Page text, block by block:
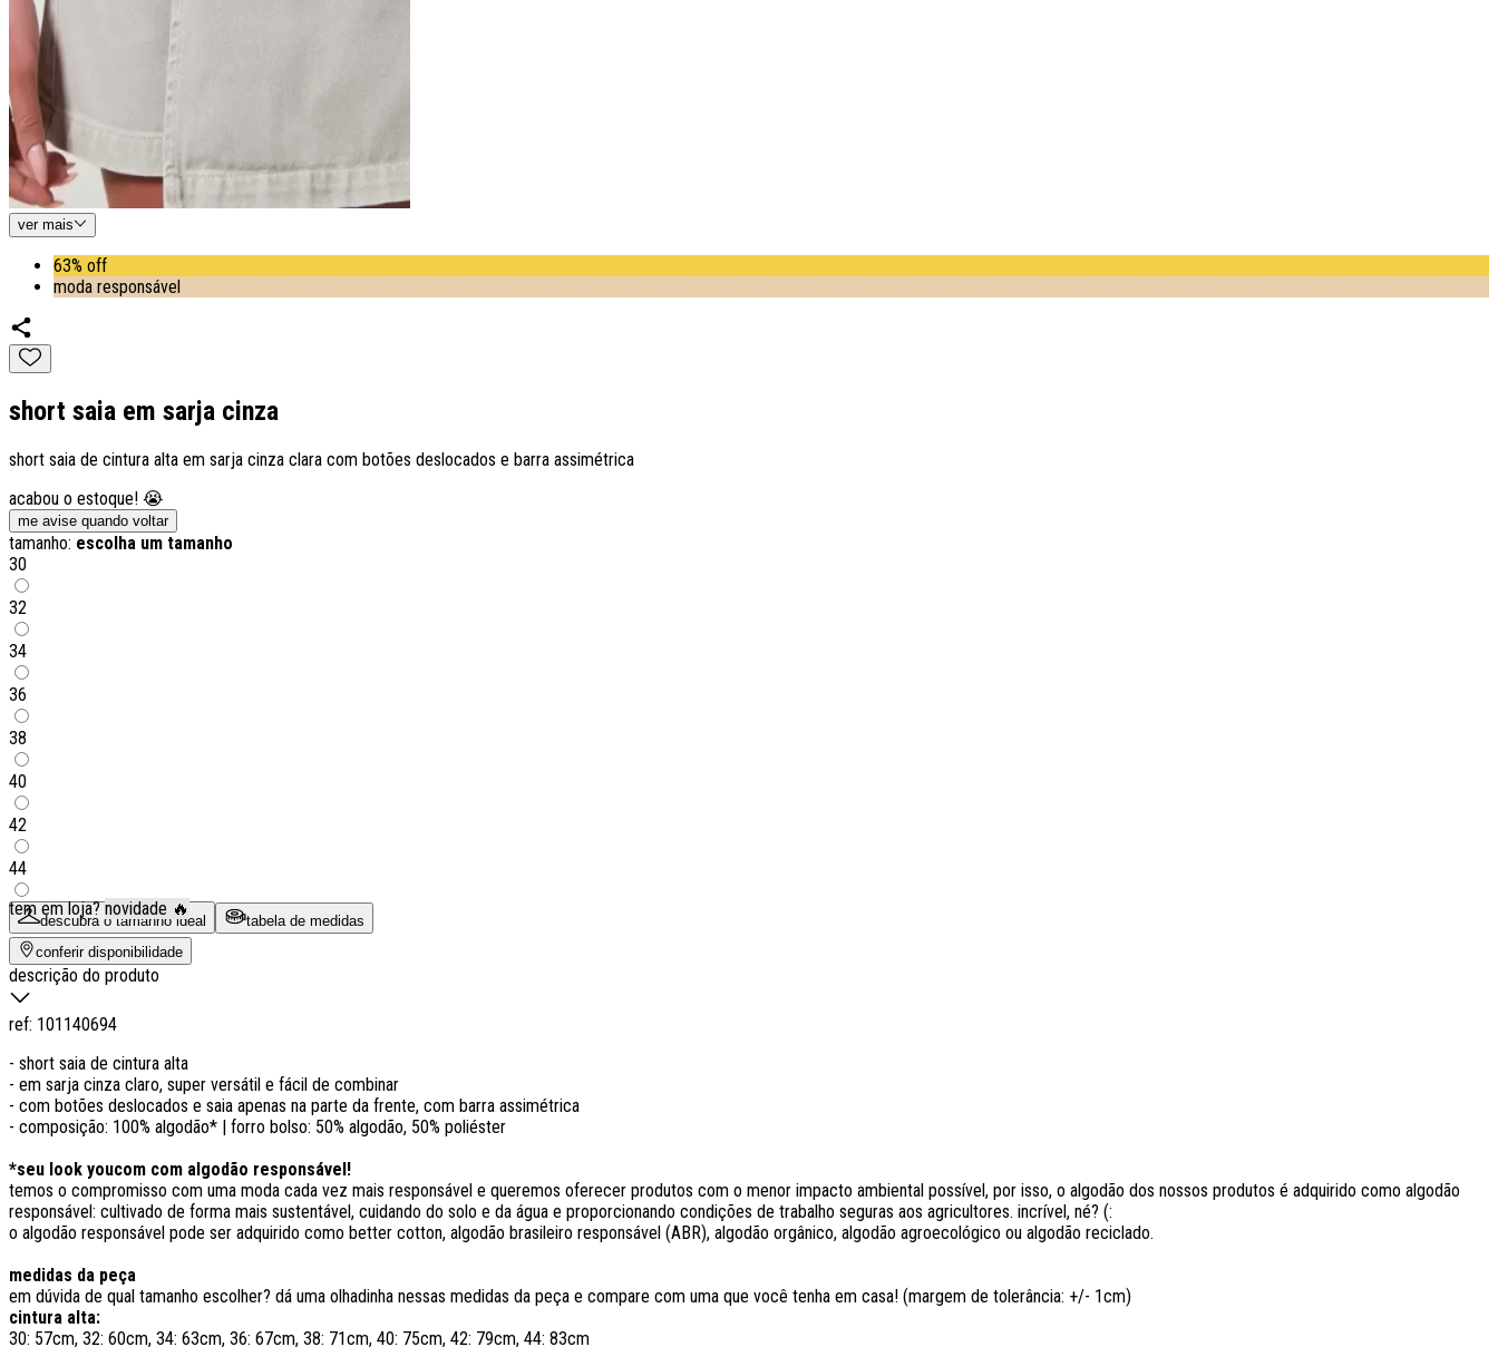
ver mais
63% off
moda responsável
short saia em sarja cinza
short saia de cintura alta em sarja cinza clara com botões deslocados e barra assimétrica
acabou o estoque! 😭
me avise quando voltar
tamanho: escolha um tamanho
30
32
34
36
38
40
42
44
descubra o tamanho ideal tabela de medidas
tem em loja? novidade 🔥
conferir disponibilidade
descrição do produto
ref: 101140694
- short saia de cintura alta
- em sarja cinza claro, super versátil e fácil de combinar
- com botões deslocados e saia apenas na parte da frente, com barra assimétrica
- composição: 100% algodão* | forro bolso: 50% algodão, 50% poliéster
*seu look youcom com algodão responsável!
temos o compromisso com uma moda cada vez mais responsável e queremos oferecer produtos com o menor impacto ambiental possível, por isso, o algodão dos nossos produtos é adquirido como algodão
responsável: cultivado de forma mais sustentável, cuidando do solo e da água e proporcionando condições de trabalho seguras aos agricultores. incrível, né? (:
o algodão responsável pode ser adquirido como better cotton, algodão brasileiro responsável (ABR), algodão orgânico, algodão agroecológico ou algodão reciclado.
medidas da peça
em dúvida de qual tamanho escolher? dá uma olhadinha nessas medidas da peça e compare com uma que você tenha em casa! (margem de tolerância: +/- 1cm)
cintura alta:
30: 57cm, 32: 60cm, 34: 63cm, 36: 67cm, 38: 71cm, 40: 75cm, 42: 79cm, 44: 83cm